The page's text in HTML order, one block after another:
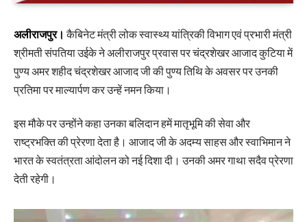
अलीराजपुर। कैबिनेट मंत्री लोक स्वास्थ्य यांत्रिकी विभाग एवं प्रभारी मंत्री
श्रीमती संपतिया उईके ने अलीराजपुर प्रवास पर चंद्रशेखर आजाद कुटिया में
पुण्य अमर शहीद चंद्रशेखर आजाद जी की पुण्य तिथि के अवसर पर उनकी
प्रतिमा पर माल्यार्पण कर उन्हें नमन किया।
इस मौके पर उन्होंने कहा उनका बलिदान हमें मातृभूमि की सेवा और
राष्ट्रभक्ति की प्रेरणा देता है। आजाद जी के अदम्य साहस और स्वाभिमान ने
भारत के स्वतंत्रता आंदोलन को नई दिशा दी। उनकी अमर गाथा सदैव प्रेरणा
देती रहेगी।